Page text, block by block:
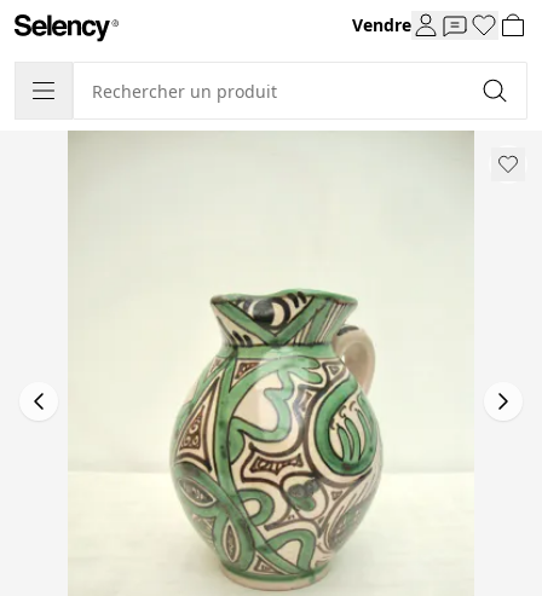
Vendre